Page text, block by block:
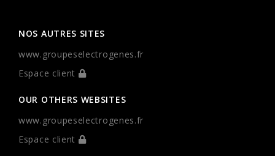
NOS AUTRES SITES
www.groupeselectrogenes.fr
Espace client
OUR OTHERS WEBSITES
www.groupeselectrogenes.fr
Espace client